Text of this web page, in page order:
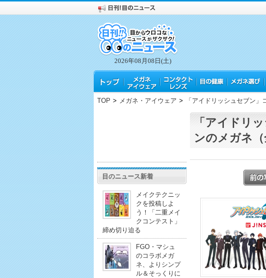
2026年08月08日(土)
TOP > メガネ・アイウェア > 「アイドリッシュセブン
目のニュース新着
メイクテクニッ
クを投稿しよ
う！「二重メイ
クコンテスト」
締め切り迫る
FGO・マシュ
のコラボメガ
ネ、よりシンプ
ル＆そっくりに
「アイドリ
ンのメガネ